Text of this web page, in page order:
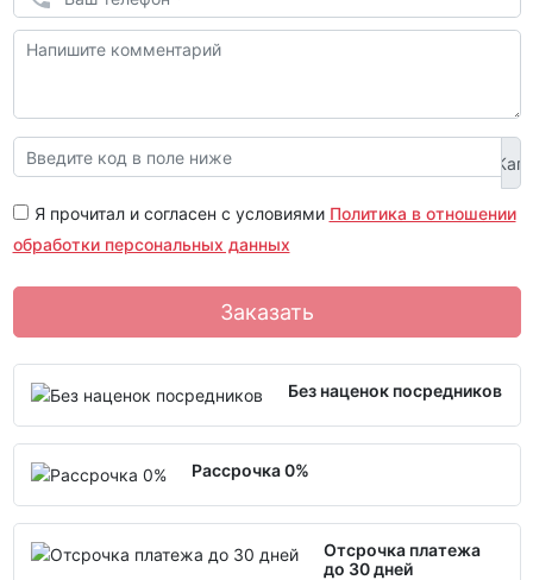
Я прочитал и согласен с условиями Политика в отношении
обработки персональных данных
Заказать
Без наценок посредников
Рассрочка 0%
Отсрочка платежа
до 30 дней